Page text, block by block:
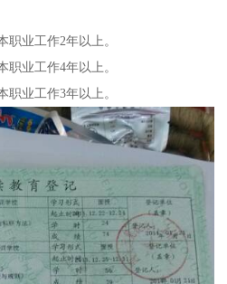
业工作2年以上。
业工作4年以上。
业工作3年以上。